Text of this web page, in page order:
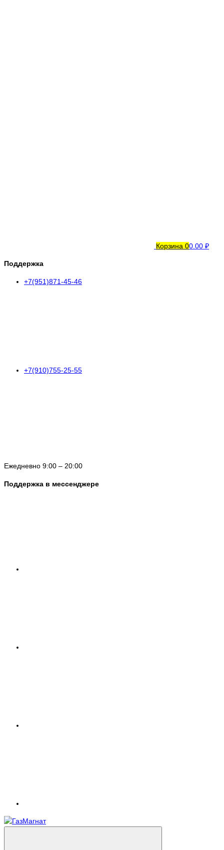
Корзина 00.00 ₽
Поддержка
+7(951)871-45-46
+7(910)755-25-55
Ежедневно 9:00 – 20:00
Поддержка в мессенджере